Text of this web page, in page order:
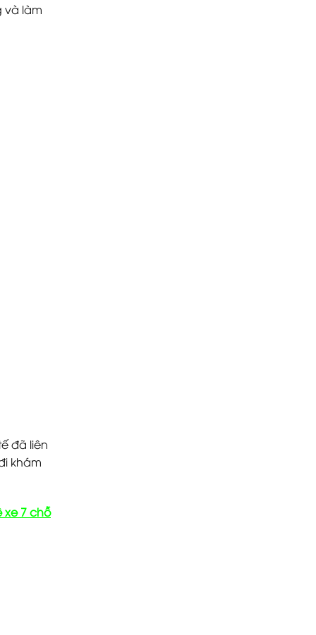
và làm
đã liên
khám
xe 7 chỗ